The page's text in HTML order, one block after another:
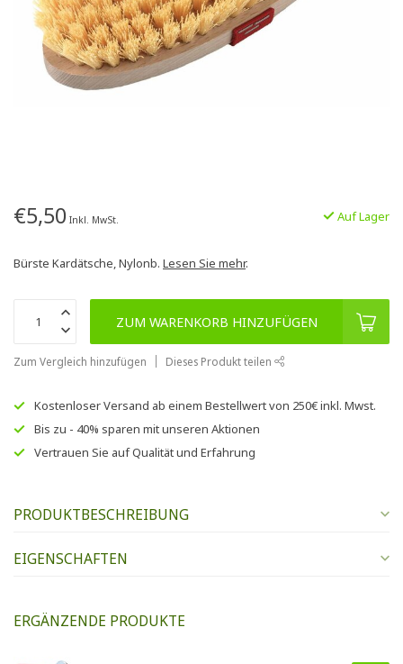
€5,50 Inkl. MwSt. Auf Lager
Bürste Kardätsche, Nylonb. Lesen Sie mehr.
ZUM WARENKORB HINZUFÜGEN
Zum Vergleich hinzufügen Dieses Produkt teilen
Kostenloser Versand ab einem Bestellwert von 250€inkl. Mwst.
Bis zu - 40% sparen mit unseren Aktionen
Vertrauen Sie aufQualität und Erfahrung
PRODUKTBESCHREIBUNG
EIGENSCHAFTEN
ERGÄNZENDE PRODUKTE